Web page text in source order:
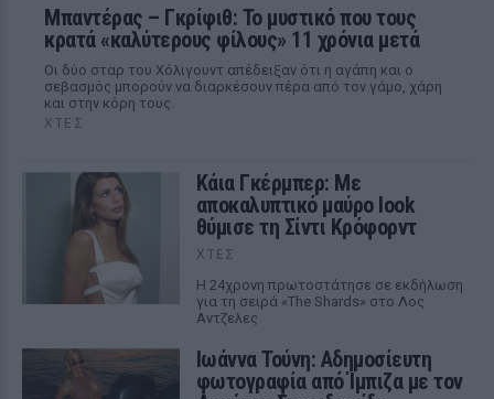
Μπαντέρας – Γκρίφιθ: Το μυστικό που τους
κρατά «καλύτερους φίλους» 11 χρόνια μετά
Οι δύο σταρ του Χόλιγουντ απέδειξαν ότι η αγάπη και ο
σεβασμός μπορούν να διαρκέσουν πέρα από τον γάμο, χάρη
και στην κόρη τους.
ΧΤΕΣ
Κάια Γκέρμπερ: Με
αποκαλυπτικό μαύρο look
θύμισε τη Σίντι Κρόφορντ
ΧΤΕΣ
Η 24χρονη πρωτοστάτησε σε εκδήλωση
για τη σειρά «The Shards» στο Λος
Αντζελες
Ιωάννα Τούνη: Αδημοσίευτη
φωτογραφία από Ίμπιζα με τον